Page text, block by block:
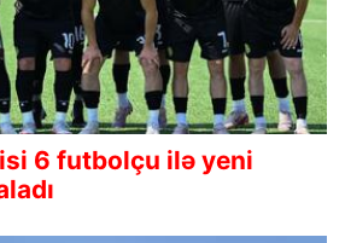
6 futbolçu ilə yeni